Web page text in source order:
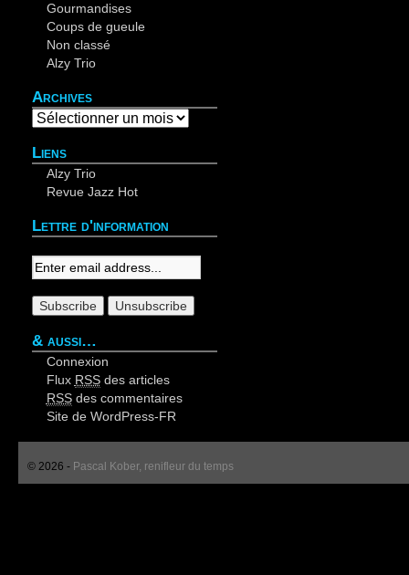
Gourmandises(4)
Coups de gueule(4)
Non classé(2)
Alzy Trio(12)
Archives
Liens
Alzy Trio
Revue Jazz Hot
Lettre d'information
& aussi…
Connexion
Flux RSSdes articles
RSSdes commentaires
Site de WordPress-FR
© 2026 - Pascal Kober, renifleur du temps